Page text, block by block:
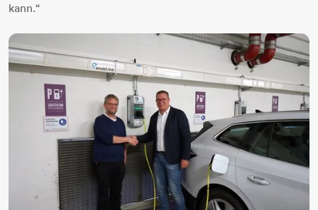
kann.“